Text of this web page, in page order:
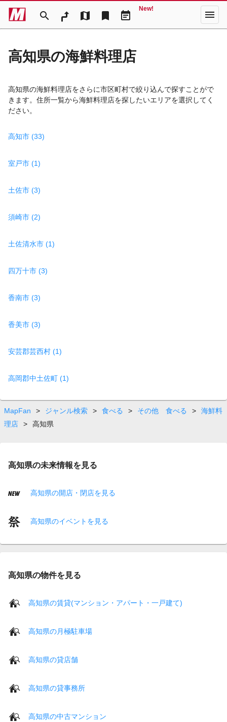
search map bookmark event_note
New! menu
高知県の海鮮料理店
高知県の海鮮料理店をさらに市区町村で絞り込んで探すことがで
きます。住所一覧から海鮮料理店を探したいエリアを選択してく
ださい。
高知市 (33)
室戸市 (1)
土佐市 (3)
須崎市 (2)
土佐清水市 (1)
四万十市 (3)
香南市 (3)
香美市 (3)
安芸郡芸西村 (1)
高岡郡中土佐町 (1)
MapFan > ジャンル検索 > 食べる > その他 食べる >
海鮮料
理店
> 高知県
高知県の未来情報を見る
高知県の開店・閉店を見る
高知県のイベントを見る
高知県の物件を見る
高知県の賃貸(マンション・アパート・一戸建て)
高知県の月極駐車場
高知県の貸店舗
高知県の貸事務所
高知県の中古マンション